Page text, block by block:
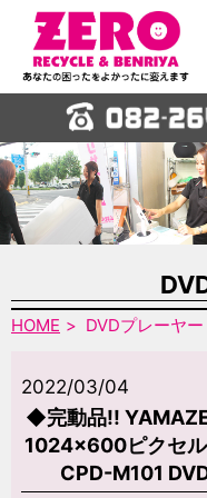
HOME DVDプレーヤー
2022/03/04
◆完動品!!
1024×600ピクセル
CPD-M101